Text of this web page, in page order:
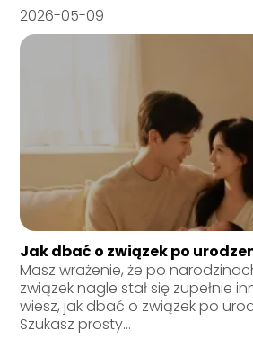
2026-05-09
Jak dbać o związek po
Masz wrażenie, że po
związek nagle stał się zupełnie
wiesz, jak dbać o związek po
Szukasz prosty...